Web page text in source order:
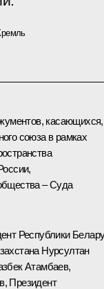
касающихся,
союза в рамках
– Суда
Республики
Нурсултан
Атамбаев,
Президент